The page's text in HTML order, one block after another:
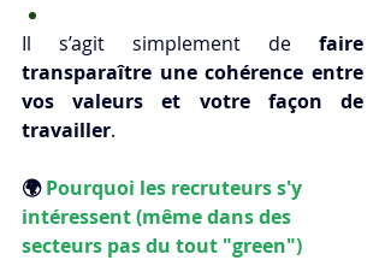
Il s’agit simplement de faire
transparaître une cohérence entre
vos valeurs et votre façon de
travailler.
🌍 Pourquoi les recruteurs s'y
intéressent (même dans des
secteurs pas du tout "green")